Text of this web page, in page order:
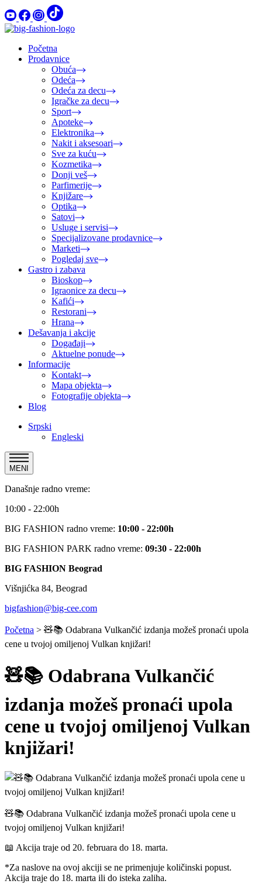
Početna
Prodavnice
Obuća
Odeća
Odeća za decu
Igračke za decu
Sport
Apoteke
Elektronika
Nakit i aksesoari
Sve za kuću
Kozmetika
Donji veš
Parfimerije
Knjižare
Optika
Satovi
Usluge i servisi
Specijalizovane prodavnice
Marketi
Pogledaj sve
Gastro i zabava
Bioskop
Igraonice za decu
Kafići
Restorani
Hrana
Dešavanja i akcije
Događaji
Aktuelne ponude
Informacije
Kontakt
Mapa objekta
Fotografije objekta
Blog
Srpski
Engleski
MENI
Današnje radno vreme:
10:00 - 22:00h
BIG FASHION radno vreme: 10:00 - 22:00h
BIG FASHION PARK radno vreme: 09:30 - 22:00h
BIG FASHION Beograd
Višnjićka 84, Beograd
bigfashion@big-cee.com
Početna > 🧸️📚 Odabrana Vulkančić izdanja možeš pronaći upola
cene u tvojoj omiljenoj Vulkan knjižari!
🧸️📚 Odabrana Vulkančić
izdanja možeš pronaći upola
cene u tvojoj omiljenoj Vulkan
knjižari!
🧸️📚 Odabrana Vulkančić izdanja možeš pronaći upola cene u
tvojoj omiljenoj Vulkan knjižari!
📖 Akcija traje od 20. februara do 18. marta.
*Za naslove na ovoj akciji se ne primenjuje količinski popust.
Akcija traje do 18. marta ili do isteka zaliha.